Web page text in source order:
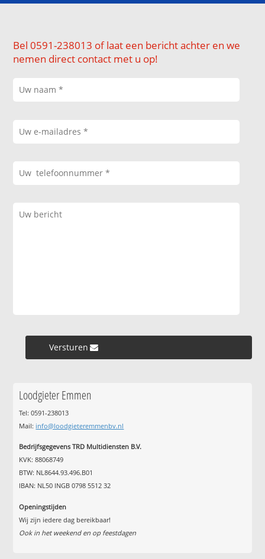
Bel 0591-238013 of laat een bericht achter en we
nemen direct contact met u op!
Versturen »
Loodgieter Emmen
Tel: 0591-238013
Mail: info@loodgieteremmenbv.nl
Bedrijfsgegevens TRD Multidiensten B.V.
KVK: 88068749
BTW: NL8644.93.496.B01
IBAN: NL50 INGB 0798 5512 32
Openingstijden
Wij zijn iedere dag bereikbaar!
Ook in het weekend en op feestdagen